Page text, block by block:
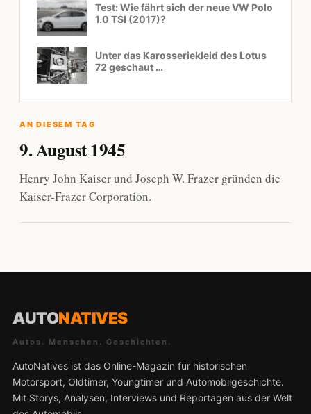
Test: Wie fährt sich der neue VW Polo
1.0 TSI (2017)?
Unter das Karosseriekleid des Lotus
72 geschaut …
AN DIESEM TAG
9. August 1945
Henry John Kaiser und Joseph W. Frazer gründen die
Kaiser-Frazer Corporation.
AUTONATIVES
Autos. Menschen. Geschichten.
AutoNatives ist das Online-Magazin für historischen
Motorsport, Oldtimer, Youngtimer und Automobilgeschichte.
Mit Storys, Analysen, Interviews und Reportagen aus der Welt